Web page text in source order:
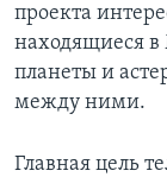
проекта
находящиеся
планеты и
между ними.
Главная цель